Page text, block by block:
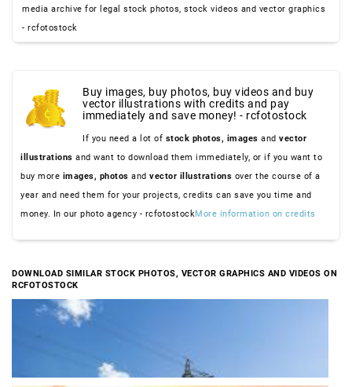
media archive for legal stock photos, stock videos and vector graphics
- rcfotostock
Buy images, buy photos, buy videos and buy
vector illustrations with credits and pay
immediately and save money! - rcfotostock
If you need a lot of stock photos, images and vector
illustrations and want to download them immediately, or if you want to
buy more images, photos and vector illustrations over the course of a
year and need them for your projects, credits can save you time and
money. In our photo agency - rcfotostockMore information on credits
DOWNLOAD SIMILAR STOCK PHOTOS, VECTOR GRAPHICS AND VIDEOS ON
RCFOTOSTOCK